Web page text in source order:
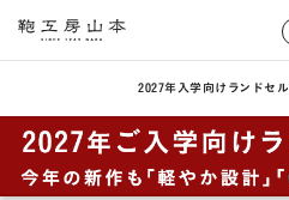
2027年入学向けランドセル